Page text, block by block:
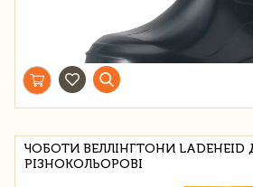
ЧОБОТИ ВЕЛЛІНГТОНИ LADEHEID
РІЗНОКОЛЬОРОВІ